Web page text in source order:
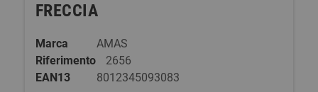
FRECCIA
Marca
AMAS
Riferimento
2656
EAN13
8012345093083